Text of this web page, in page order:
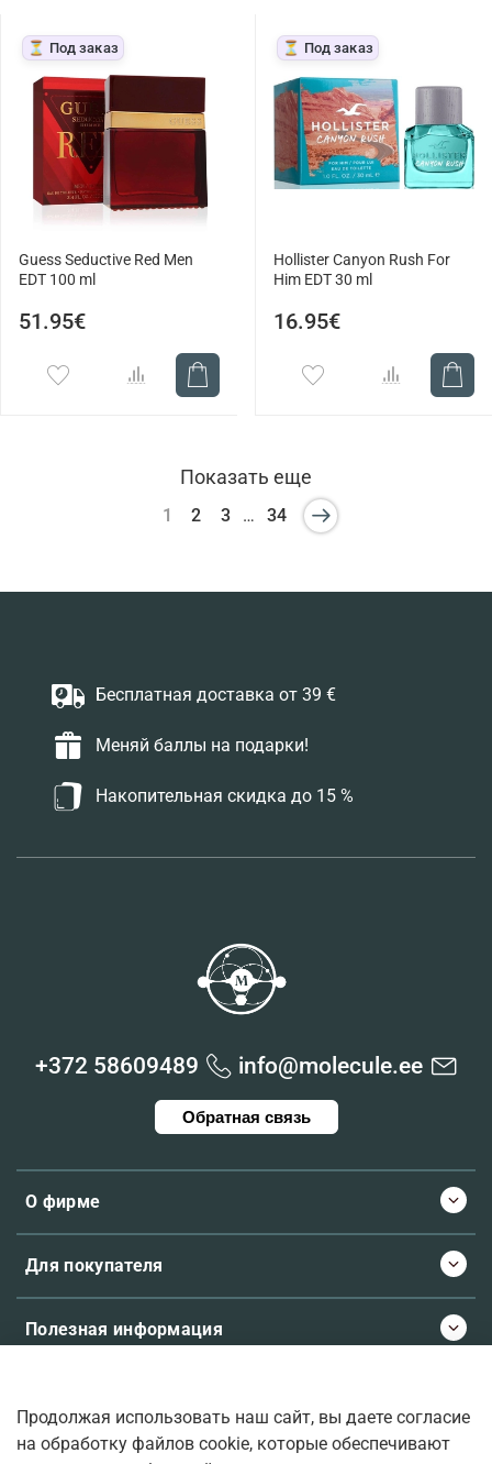
⏳ Под заказ
Guess Seductive Red Men
EDT 100 ml
51.95€
⏳ Под заказ
Hollister Canyon Rush For
Him EDT 30 ml
16.95€
Показать еще
1 2 3 … 34
Бесплатная доставка от 39 €
Меняй баллы на подарки!
Накопительная скидка до 15 %
О фирме
Для покупателя
Полезная информация
+372 58609489 info@molecule.ee
Обратная связь
© 2026 Molecule.ee. Все права защищены
Продолжая использовать наш сайт, вы даете согласие
на обработку файлов cookie, которые обеспечивают